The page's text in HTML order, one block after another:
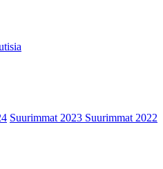
Suurimmat 2023 Suurimmat 2022